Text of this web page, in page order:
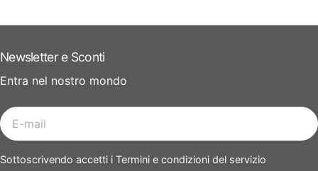
Newsletter e Sconti
Entra nel nostro mondo
E-
mail
Sottoscrivendo accetti i Termini e condizioni del servizio